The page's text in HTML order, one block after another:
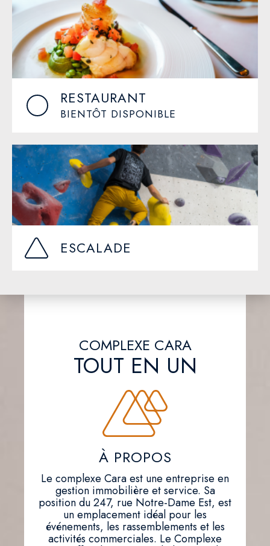
RESTAURANT
BIENTÔT DISPONIBLE
ESCALADE
COMPLEXE CARA
TOUT EN UN
À PROPOS
Le complexe Cara est une entreprise en
gestion immobilière et service. Sa
position du 247, rue Notre-Dame Est, est
un emplacement idéal pour les
événements, les rassemblements et les
activités commerciales. Le Complexe